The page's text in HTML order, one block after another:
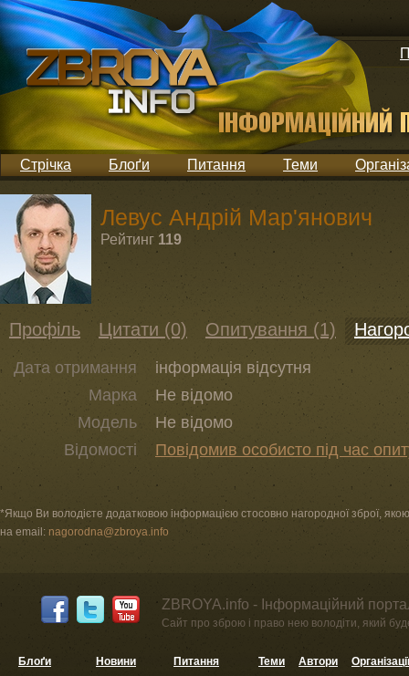
Стрічка Блоґи Питання Теми
Левус Андрій Мар'янович
Рейтинг 119
Профіль Цитати (0) Опитування (1)
Дата отримання
інформація відсутня
Марка
Не відомо
Модель
Не відомо
Відомості
Повідомив особисто під час
*Якщо Ви володієте додатковою інформацією стосовно нагородної зброї, якою
на email: nagorodna@zbroya.info
ZBROYA.info - Інформаційний
Сайт про зброю і право нею володіти, який
Блоґи
Новини
Питання
Теми Автори